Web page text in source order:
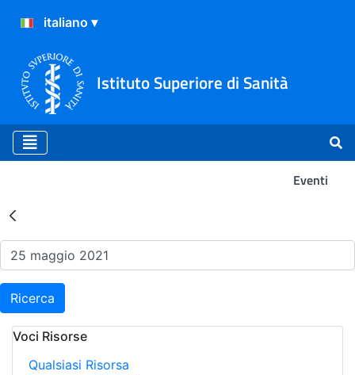
Istituto Superiore di Sanità
Eventi
Risultati della Ricerca -
Ricerca
Voci Risorse
Qualsiasi Risorsa